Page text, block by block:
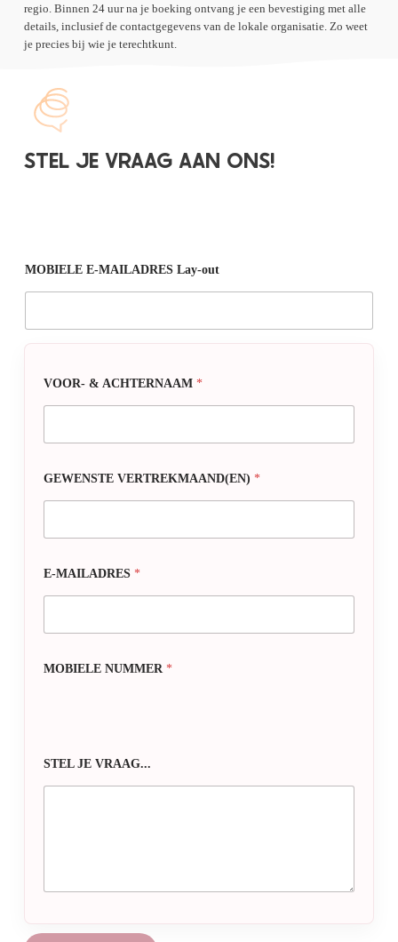
regio. Binnen 24 uur na je boeking ontvang je een bevestiging met alle
details, inclusief de contactgegevens van de lokale organisatie. Zo weet
je precies bij wie je terechtkunt.
STEL JE VRAAG AAN ONS!
MOBIELE E-MAILADRES Lay-out
VOOR- & ACHTERNAAM*
GEWENSTE VERTREKMAAND(EN)*
E-MAILADRES*
MOBIELE NUMMER*
STEL JE VRAAG...